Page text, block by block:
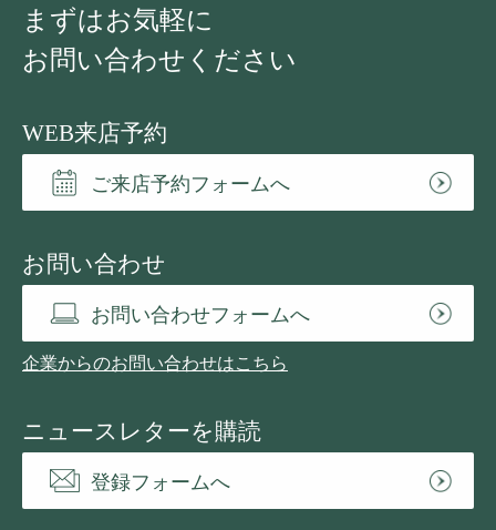
まずはお気軽に
お問い合わせください
WEB来店予約
ご来店予約フォームへ
お問い合わせ
お問い合わせフォームへ
企業からのお問い合わせはこちら
ニュースレターを購読
登録フォームへ